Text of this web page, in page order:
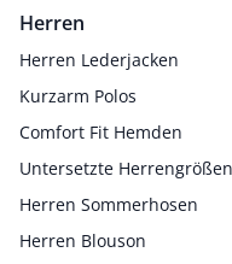
Herren
Herren Lederjacken
Kurzarm Polos
Comfort Fit Hemden
Untersetzte Herrengrößen
Herren Sommerhosen
Herren Blouson